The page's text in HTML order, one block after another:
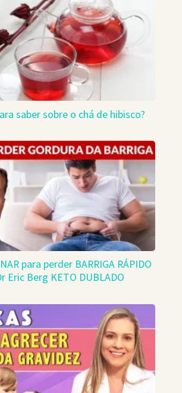
saber sobre o chá de hibisco?
para perder BARRIGA RÁPIDO
Eric Berg KETO DUBLADO